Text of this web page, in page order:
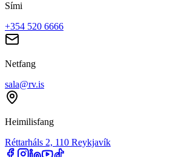
Sími
+354 520 6666
Netfang
sala@rv.is
Heimilisfang
Réttarháls 2, 110 Reykjavík